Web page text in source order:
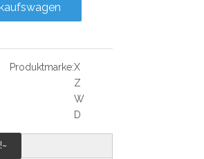
Produktmarke:X
Z
W
D